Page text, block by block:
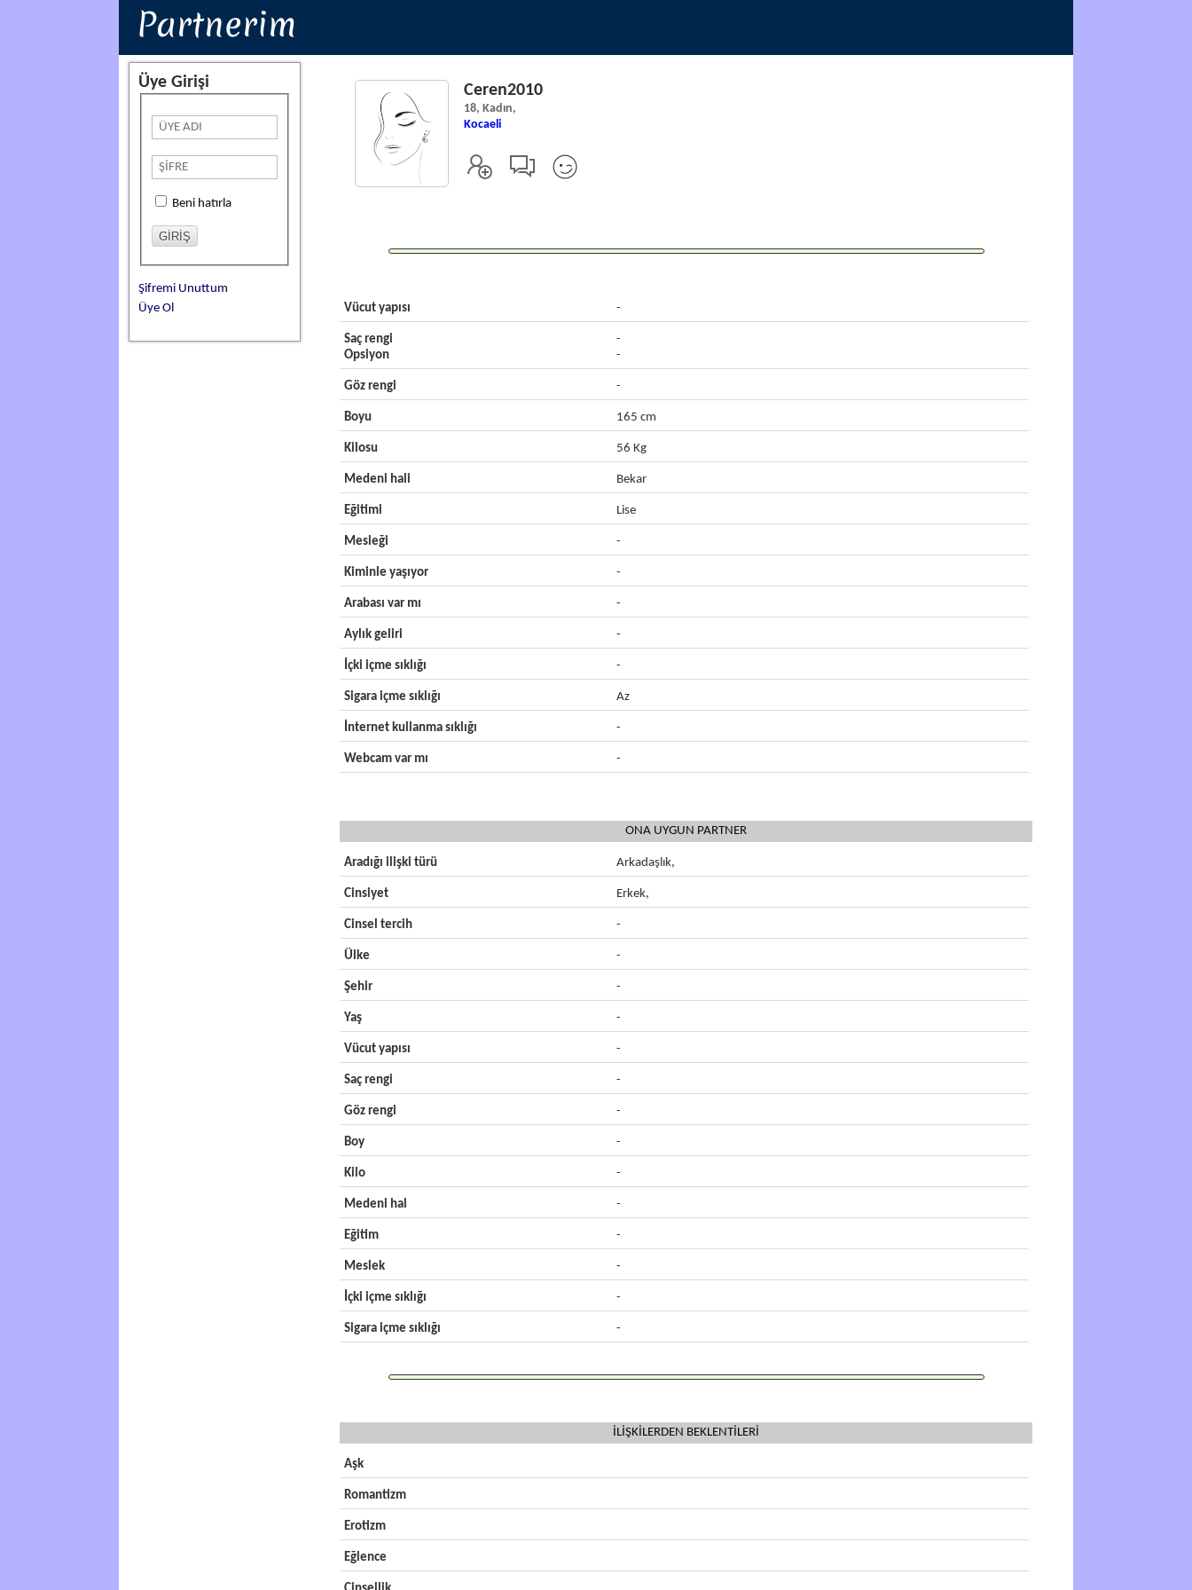
Partnerim
Üye Girişi
Beni hatırla
Şifremi Unuttum
Üye Ol
Ceren2010
18, Kadın,
Kocaeli
Vücut yapısı -
Saç rengi
Opsiyon
-
-
Göz rengi -
Boyu 165 cm
Kilosu 56 Kg
Medeni hali Bekar
Eğitimi Lise
Mesleği -
Kiminle yaşıyor -
Arabası var mı -
Aylık geliri -
İçki içme sıklığı -
Sigara içme sıklığı Az
İnternet kullanma sıklığı -
Webcam var mı -
ONA UYGUN PARTNER
Aradığı ilişki türü Arkadaşlık,
Cinsiyet Erkek,
Cinsel tercih -
Ülke -
Şehir -
Yaş -
Vücut yapısı -
Saç rengi -
Göz rengi -
Boy -
Kilo -
Medeni hal -
Eğitim -
Meslek -
İçki içme sıklığı -
Sigara içme sıklığı -
İLİŞKİLERDEN BEKLENTİLERİ
Aşk
Romantizm
Erotizm
Eğlence